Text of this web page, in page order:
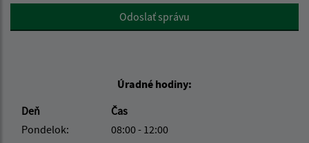
Google reCaptcha ResponseOdoslať správu
Úradné hodiny:
Deň
Čas
Pondelok:
08:00 - 12:00